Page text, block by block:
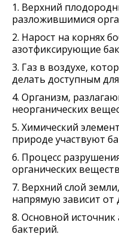
1. Верхний
разложившимися
2. Нарост на корнях
азотфиксирующие
3. Газ в воздухе,
делать доступным
4. Организм,
неорганических
5. Химический
природе участвуют
6. Процесс
органических
7. Верхний слой
напрямую зависит от
8. Основной
бактерий.